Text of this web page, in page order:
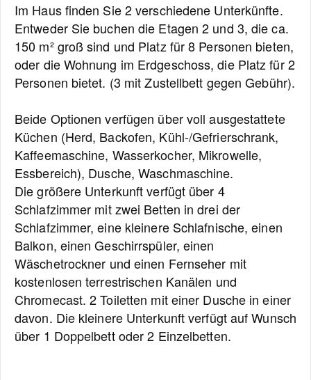
Im Haus finden Sie 2 verschiedene Unterkünfte.
Entweder Sie buchen die Etagen 2 und 3, die ca.
150 m² groß sind und Platz für 8 Personen bieten,
oder die Wohnung im Erdgeschoss, die Platz für 2
Personen bietet. (3 mit Zustellbett gegen Gebühr).
Beide Optionen verfügen über voll ausgestattete
Küchen (Herd, Backofen, Kühl-/Gefrierschrank,
Kaffeemaschine, Wasserkocher, Mikrowelle,
Essbereich), Dusche, Waschmaschine.
Die größere Unterkunft verfügt über 4
Schlafzimmer mit zwei Betten in drei der
Schlafzimmer, eine kleinere Schlafnische, einen
Balkon, einen Geschirrspüler, einen
Wäschetrockner und einen Fernseher mit
kostenlosen terrestrischen Kanälen und
Chromecast. 2 Toiletten mit einer Dusche in einer
davon. Die kleinere Unterkunft verfügt auf Wunsch
über 1 Doppelbett oder 2 Einzelbetten.